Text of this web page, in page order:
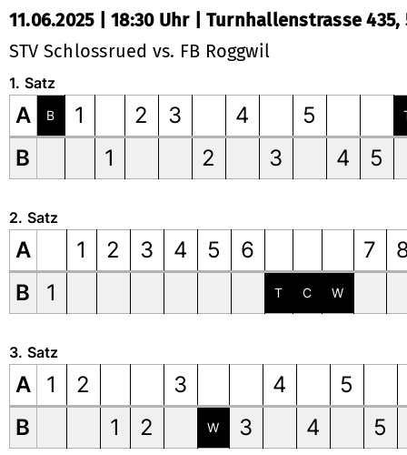
11.06.2025 | 18:30 Uhr | Turnhallenstrasse
STV Schlossrued vs. FB Roggwil
1. Satz
A B 1 2 3 4 5
B 1 2 3 4 5
2. Satz
A 1 2 3 4 5 6 7
B
1 T C W
3. Satz
A 1 2 3 4
5
B
1 2 W 3 4 5